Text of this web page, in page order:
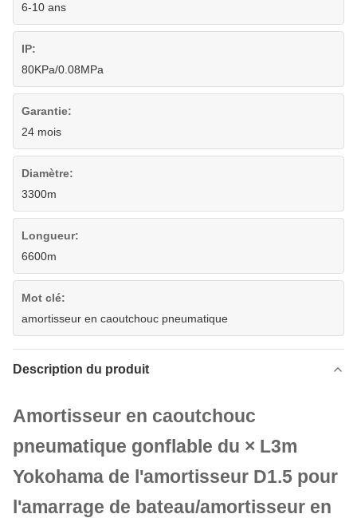
6-10 ans
IP:
80KPa/0.08MPa
Garantie:
24 mois
Diamètre:
3300m
Longueur:
6600m
Mot clé:
amortisseur en caoutchouc pneumatique
Description du produit
Amortisseur en caoutchouc
pneumatique gonflable du × L3m
Yokohama de l'amortisseur D1.5 pour
l'amarrage de bateau/amortisseur en